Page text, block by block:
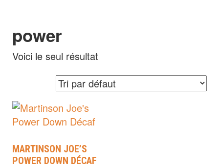
power
Voici le seul résultat
MARTINSON JOE’S
POWER DOWN DÉCAF